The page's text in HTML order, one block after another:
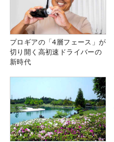
プロギアの「4層フェース」が
切り開く高初速ドライバーの
新時代